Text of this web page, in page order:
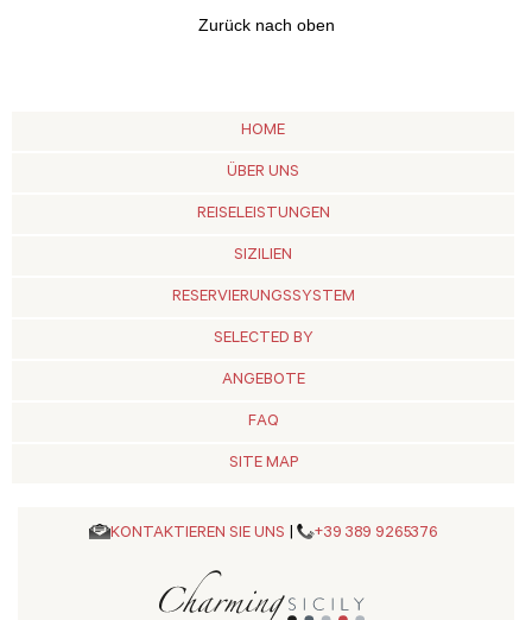
Zurück nach oben
HOME
ÜBER UNS
REISELEISTUNGEN
SIZILIEN
RESERVIERUNGSSYSTEM
SELECTED BY
ANGEBOTE
FAQ
SITE MAP
KONTAKTIEREN SIE UNS | +39 389 9265376